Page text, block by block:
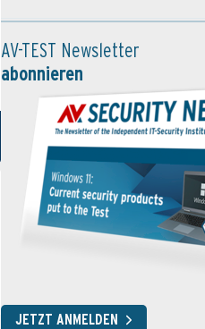
AV-TEST Newsletter
abonnieren
JETZT ANMELDEN